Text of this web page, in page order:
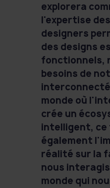
explorera
l'expertise
designers
des designs
fonctionnels,
besoins de
monde où
crée un
intelligent, ce
également
réalité sur la
nous
monde qui